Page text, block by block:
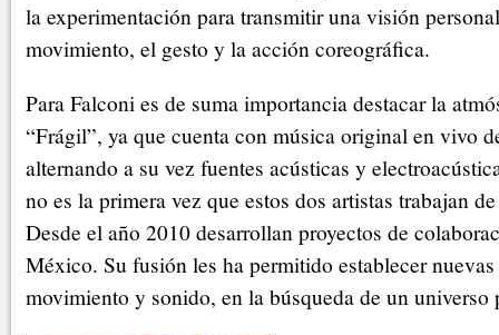
la experimentación para transmitir una visión
movimiento, el gesto y la acción coreográfica.
Para Falconi es de suma importancia destacar la
“Frágil”, ya que cuenta con música original en vivo
alternando a su vez fuentes acústicas y
no es la primera vez que estos dos artistas trabajan
Desde el año 2010 desarrollan proyectos de
México. Su fusión les ha permitido establecer
movimiento y sonido, en la búsqueda de un universo